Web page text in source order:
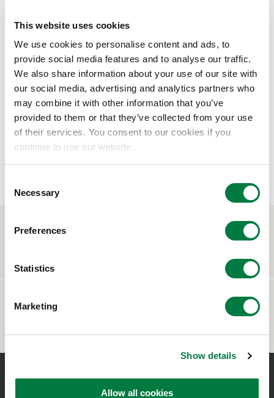
This website uses cookies
We use cookies to personalise content and ads, to
provide social media features and to analyse our traffic.
We also share information about your use of our site with
our social media, advertising and analytics partners who
may combine it with other information that you’ve
provided to them or that they’ve collected from your use
of their services. You consent to our cookies if you
continue to use our website.
t
Necessary
Preferences
Statistics
Marketing
Show details
Allow all cookies
基礎化学品（モノマー）/樹脂（ポリマー）
タケネート®
ウレタン系接着剤